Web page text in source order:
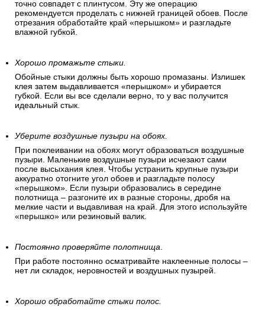
точно совпадет с плинтусом. Эту же операцию
рекомендуется проделать с нижней границей обоев. После
отрезания обработайте край «перышком» и разгладьте
влажной губкой.
Хорошо промажьте стыки.
Обойные стыки должны быть хорошо промазаны. Излишек
клея затем выдавливается «перышком» и убирается
губкой. Если вы все сделали верно, то у вас получится
идеальный стык.
Уберите воздушные пузыри на обоях.
При поклеивании на обоях могут образоваться воздушные
пузыри. Маленькие воздушные пузыри исчезают сами
после высыхания клея. Чтобы устранить крупные пузыри
аккуратно отогните угол обоев и разгладьте полосу
«перышком». Если пузыри образовались в середине
полотнища – разгоните их в разные стороны, дробя на
мелкие части и выдавливая на край. Для этого используйте
«перышко» или резиновый валик.
Постоянно проверяйте полотнища.
При работе постоянно осматривайте наклеенные полосы –
нет ли складок, неровностей и воздушных пузырей.
Хорошо обработайте стыки полос.